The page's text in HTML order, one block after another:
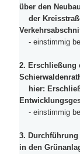
über den
der
- einstimmig
2. Erschließung
hier:
- einstimmig
3.
in den